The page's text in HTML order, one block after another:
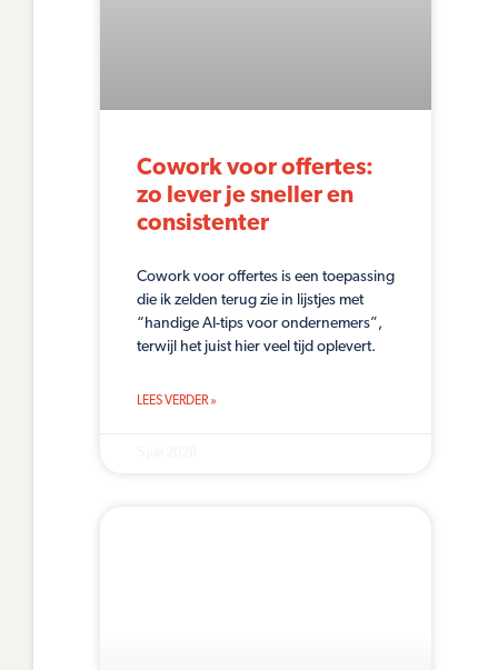
Cowork voor offertes:
zo lever je sneller en
consistenter
Cowork voor offertes is een toepassing
die ik zelden terug zie in lijstjes met
“handige AI-tips voor ondernemers”,
terwijl het juist hier veel tijd oplevert.
LEES VERDER »